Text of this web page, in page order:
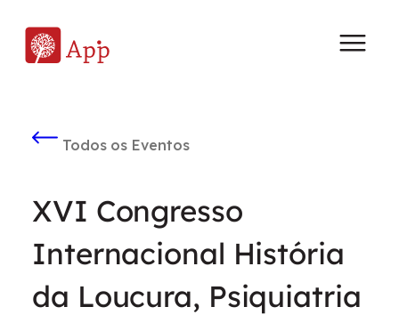
Todos os Eventos
XVI Congresso
Internacional História
da Loucura, Psiquiatria